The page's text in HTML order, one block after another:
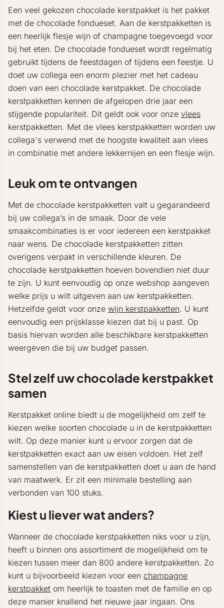
Een veel gekozen chocolade kerstpakket is het pakket
met de chocolade fondueset. Aan de kerstpakketten is
een heerlijk flesje wijn of champagne toegevoegd voor
bij het eten. De chocolade fondueset wordt regelmatig
gebruikt tijdens de feestdagen of tijdens een feestje. U
doet uw collega een enorm plezier met het cadeau
doen van een chocolade kerstpakket. De chocolade
kerstpakketten kennen de afgelopen drie jaar een
stijgende populariteit. Dit geldt ook voor onze vlees
kerstpakketten. Met de vlees kerstpakketten worden uw
collega's verwend met de hoogste kwaliteit aan vlees
in combinatie met andere lekkernijen en een flesje wijn.
Leuk om te ontvangen
Met de chocolade kerstpakketten valt u gegarandeerd
bij uw collega’s in de smaak. Door de vele
smaakcombinaties is er voor iedereen een kerstpakket
naar wens. De chocolade kerstpakketten zitten
overigens verpakt in verschillende kleuren. De
chocolade kerstpakketten hoeven bovendien niet duur
te zijn. U kunt eenvoudig op onze webshop aangeven
welke prijs u wilt uitgeven aan uw kerstpakketten.
Hetzelfde geldt voor onze wijn kerstpakketten. U kunt
eenvoudig een prijsklasse kiezen dat bij u past. Op
basis hiervan worden alle beschikbare kerstpakketten
weergeven die bij uw budget passen.
Stel zelf uw chocolade kerstpakket
samen
Kerstpakket online biedt u de mogelijkheid om zelf te
kiezen welke soorten chocolade u in de kerstpakketten
wilt. Op deze manier kunt u ervoor zorgen dat de
kerstpakketten exact aan uw eisen voldoen. Het zelf
samenstellen van de kerstpakketten doet u aan de hand
van maatwerk. Er zit een minimale bestelling aan
verbonden van 100 stuks.
Kiest u liever wat anders?
Wanneer de chocolade kerstpakketten niks voor u zijn,
heeft u binnen ons assortiment de mogelijkheid om te
kiezen tussen meer dan 800 andere kerstpakketten. Zo
kunt u bijvoorbeeld kiezen voor een champagne
kerstpakket om heerlijk te toasten met de familie en op
deze manier knallend het nieuwe jaar ingaan. Ons